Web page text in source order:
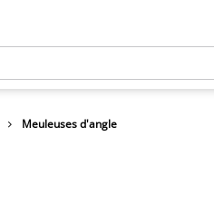
Meuleuses d'angle